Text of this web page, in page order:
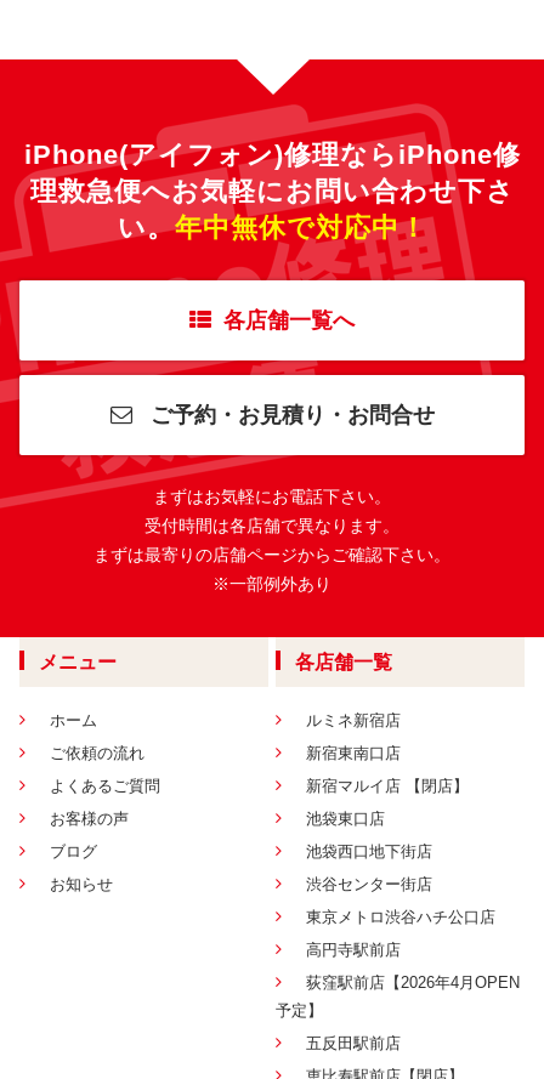
iPhone(アイフォン)修理ならiPhone修
理救急便へお気軽にお問い合わせ下さ
い。年中無休で対応中！
各店舗一覧へ
ご予約・お見積り・お問合せ
まずはお気軽にお電話下さい。
受付時間は各店舗で異なります。
まずは最寄りの店舗ページからご確認下さい。
※一部例外あり
メニュー
ホーム
ご依頼の流れ
よくあるご質問
お客様の声
ブログ
お知らせ
各店舗一覧
ルミネ新宿店
新宿東南口店
新宿マルイ店 【閉店】
池袋東口店
池袋西口地下街店
渋谷センター街店
東京メトロ渋谷ハチ公口店
高円寺駅前店
荻窪駅前店【2026年4月OPEN
予定】
五反田駅前店